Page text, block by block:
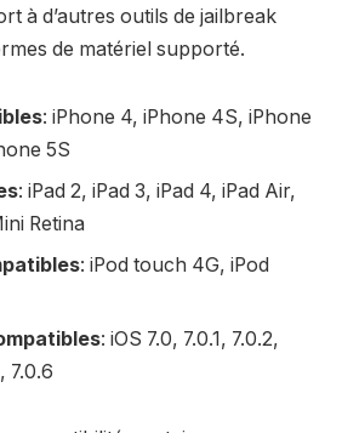
à d’autres outils de jailbreak
de matériel supporté.
: iPhone 4, iPhone 4S, iPhone
5S
: iPad 2, iPad 3, iPad 4, iPad Air,
Retina
: iPod touch 4G, iPod
: iOS 7.0, 7.0.1, 7.0.2,
7.0.6